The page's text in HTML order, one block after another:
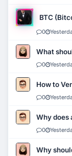
BTC
0
What
0
How to
0
Why does
0
Why